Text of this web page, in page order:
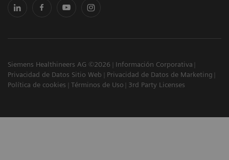
Siemens Healthineers AG ©2026
Información Corporativa
Privacidad de Datos Sitio Web
Privacidad de Datos de Marketing
Política de cookies
Términos de Uso 3rd Party Licenses